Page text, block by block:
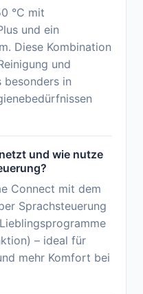
°C mit
und ein
Diese Kombination
und
besonders in
und wie nutze
Connect mit dem
Sprachsteuerung
– ideal für
mehr Komfort bei